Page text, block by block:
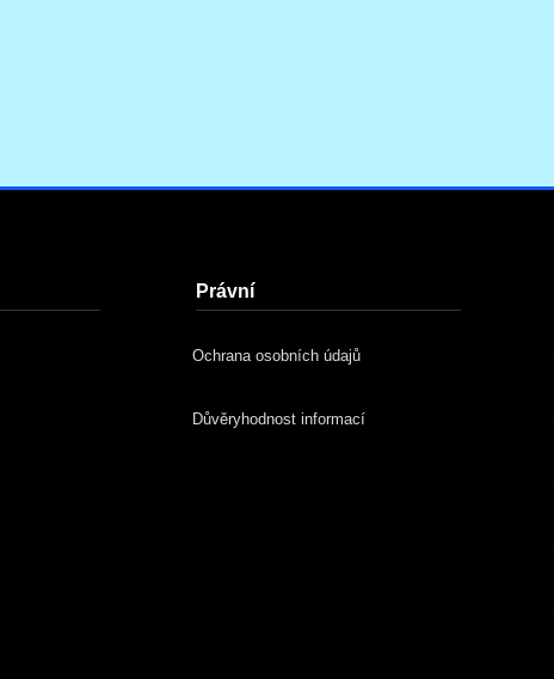
Právní
Ochrana osobních údajů
Důvěryhodnost informací